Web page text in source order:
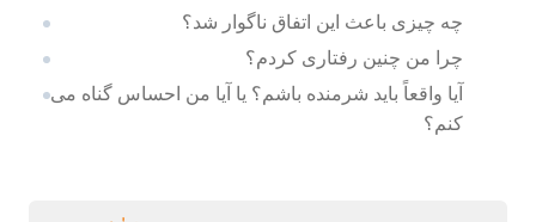
چه چیزی باعث این اتفاق ناگوار شد؟
چرا من چنین رفتاری کردم؟
آیا واقعاً باید شرمنده باشم؟ یا آیا من احساس گناه می
کنم؟